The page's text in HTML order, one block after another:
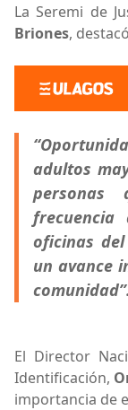
La Seremi de
Briones,
adultos
oficinas
un avance
El Director
Identificación,
importancia de